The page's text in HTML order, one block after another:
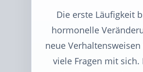
Die erste Läufigkeit
hormonelle
neue
viele Fragen mit sich.